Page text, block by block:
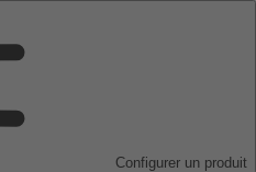
Configurer un produit